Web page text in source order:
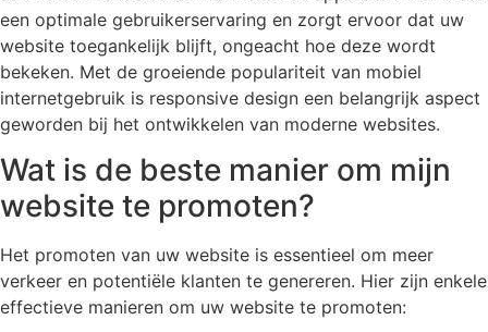
een optimale gebruikerservaring en zorgt ervoor dat uw
website toegankelijk blijft, ongeacht hoe deze wordt
bekeken. Met de groeiende populariteit van mobiel
internetgebruik is responsive design een belangrijk aspect
geworden bij het ontwikkelen van moderne websites.
Wat is de beste manier om mijn
website te promoten?
Het promoten van uw website is essentieel om meer
verkeer en potentiële klanten te genereren. Hier zijn enkele
effectieve manieren om uw website te promoten: